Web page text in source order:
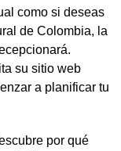
como si deseas
de Colombia, la
su sitio web
a planificar tu
por qué